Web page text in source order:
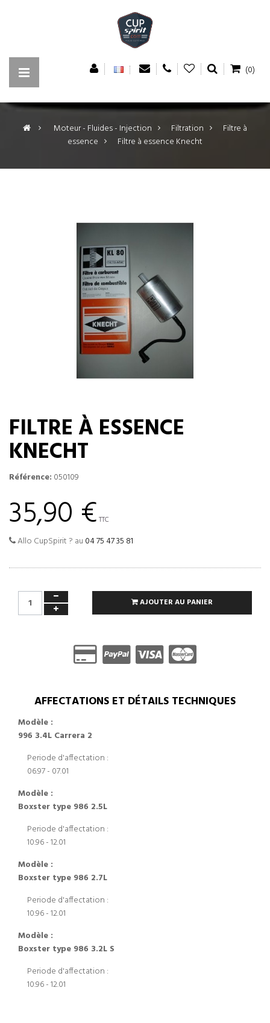
(0)
> Moteur - Fluides - Injection > Filtration >
Filtre à
essence > Filtre à essence Knecht
FILTRE À ESSENCE
KNECHT
Référence: 050109
35,90 € TTC
Allo CupSpirit ? au 04 75 47 35 81
AJOUTER AU PANIER
AFFECTATIONS ET DÉTAILS TECHNIQUES
Modèle :
996 3.4L Carrera 2
Periode d'affectation :
06.97 - 07.01
Modèle :
Boxster type 986 2.5L
Periode d'affectation :
10.96 - 12.01
Modèle :
Boxster type 986 2.7L
Periode d'affectation :
10.96 - 12.01
Modèle :
Boxster type 986 3.2L S
Periode d'affectation :
10.96 - 12.01